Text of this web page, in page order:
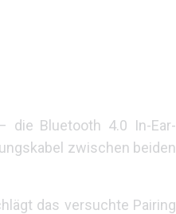
die Bluetooth 4.0 In-Ear-
zwischen beiden
das versuchte Pairing